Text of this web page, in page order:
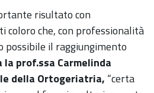
risultato con
coloro che, con professionalità
possibile il raggiungimento
la prof.ssa Carmelinda
della Ortogeriatria, “certa